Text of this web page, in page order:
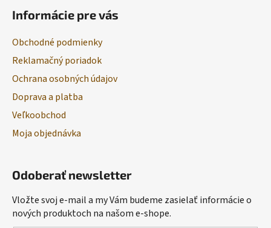
Informácie pre vás
Obchodné podmienky
Reklamačný poriadok
Ochrana osobných údajov
Doprava a platba
Veľkoobchod
Moja objednávka
Odoberať newsletter
Vložte svoj e-mail a my Vám budeme zasielať informácie o
nových produktoch na našom e-shope.